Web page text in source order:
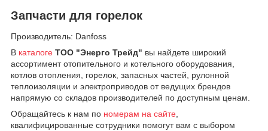
Запчасти для горелок
Производитель: Danfoss
В каталоге ТОО "Энерго Трейд" вы найдете широкий
ассортимент отопительного и котельного оборудования,
котлов отопления, горелок, запасных частей, рулонной
теплоизоляции и электроприводов от ведущих брендов
напрямую со складов производителей по доступным ценам.
Обращайтесь к нам по номерам на сайте,
квалифицированные сотрудники помогут вам с выбором